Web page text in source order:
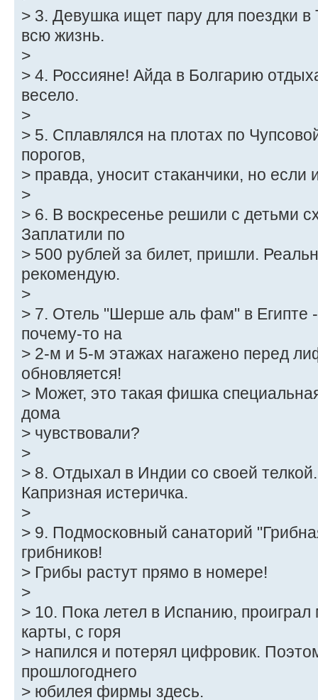
> 3. Девушка ищет пару для поездки
всю жизнь.
>
> 4. Россияне! Айда в Болгарию
весело.
>
> 5. Сплавлялся на плотах по
порогов,
> правда, уносит стаканчики, но если
>
> 6. В воскресенье решили с детьми
Заплатили по
> 500 рублей за билет, пришли.
рекомендую.
>
> 7. Отель "Шерше аль фам" в Египте
почему-то на
> 2-м и 5-м этажах нагажено перед
обновляется!
> Может, это такая фишка
дома
> чувствовали?
>
> 8. Отдыхал в Индии со своей
Капризная истеричка.
>
> 9. Подмосковный санаторий
грибников!
> Грибы растут прямо в номере!
>
> 10. Пока летел в Испанию,
карты, с горя
> напился и потерял цифровик.
прошлогоднего
> юбилея фирмы здесь.